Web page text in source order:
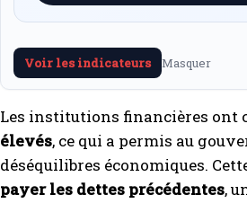
Voir les indicateurs Masquer
Les institutions financières ont
élevés, ce qui a permis au
déséquilibres économiques.
payer les dettes précédentes,